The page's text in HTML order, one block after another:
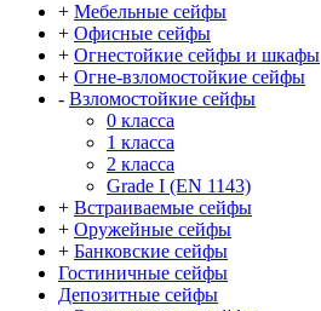
+ Мебельные сейфы
+ Офисные сейфы
+ Огнестойкие сейфы и шкафы
+ Огне-взломостойкие сейфы
- Взломостойкие сейфы
0 класса
1 класса
2 класса
Grade I (EN 1143)
+ Встраиваемые сейфы
+ Оружейные сейфы
+ Банковские сейфы
Гостиничные сейфы
Депозитные сейфы